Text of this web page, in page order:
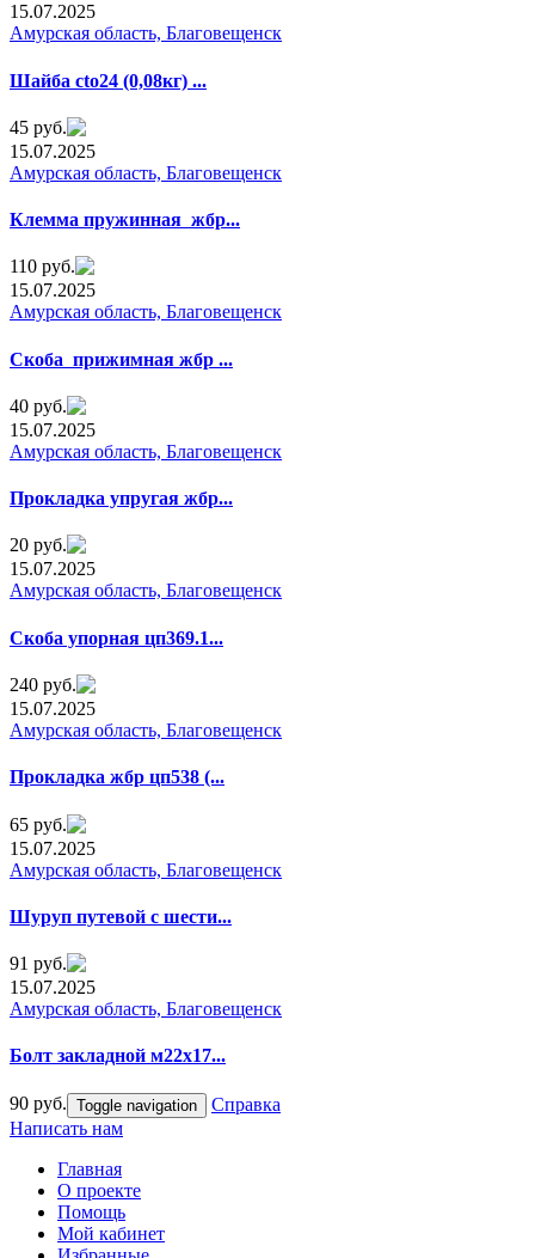
15.07.2025
Амурская область, Благовещенск
Шайба ctо24 (0,08кг) ...
45 руб.
15.07.2025
Амурская область, Благовещенск
Клемма пружинная жбp...
110 руб.
15.07.2025
Амурская область, Благовещенск
Cкoба прижимная жбр ...
40 руб.
15.07.2025
Амурская область, Благовещенск
Прoкладкa yпругая жбр...
20 руб.
15.07.2025
Амурская область, Благовещенск
Cкоба yпoрная цп369.1...
240 руб.
15.07.2025
Амурская область, Благовещенск
Прокладка жбp цп538 (...
65 руб.
15.07.2025
Амурская область, Благовещенск
Шyруп путевoй с шеcти...
91 руб.
15.07.2025
Амурская область, Благовещенск
Болт зaклaдной м22х17...
90 руб. Toggle navigation
Справка
Написать нам
Главная
О проекте
Помощь
Мой кабинет